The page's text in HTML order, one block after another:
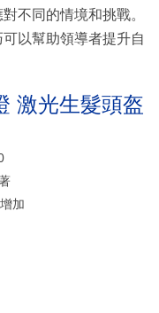
不同的情境和挑戰。
以幫助領導者提升自
激光生髮頭盔
加